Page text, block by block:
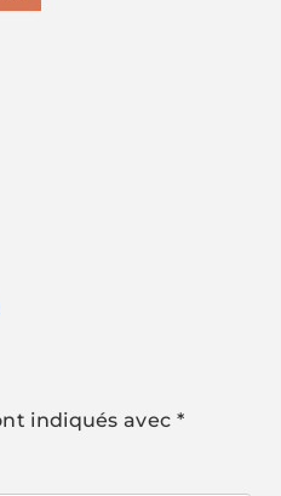
indiqués avec *